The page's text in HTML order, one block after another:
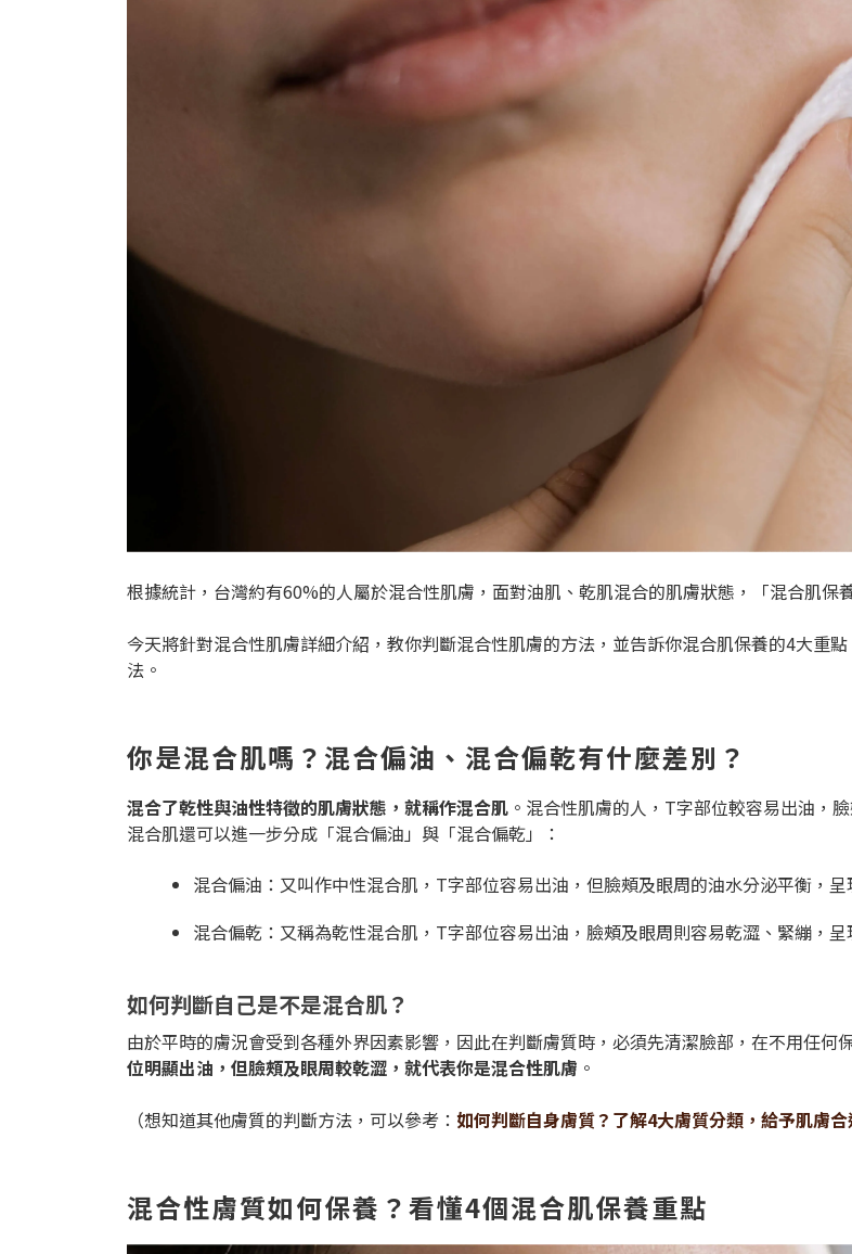
根據統計，台灣約有60%的人屬於混合性肌膚，面對油肌、乾肌混合的肌膚狀態，「混合肌保
今天將針對混合性肌膚詳細介紹，教你判斷混合性肌膚的方法，並告訴你混合肌保養的4大重
法。
你是混合肌嗎？混合偏油、混合偏乾有什麼差別？
混合了乾性與油性特徵的肌膚狀態，就稱作混合肌 。混合性肌膚的人，T字部位較容易出油，
混合肌還可以進一步分成「混合偏油」與「混合偏乾」：
混合偏油：又叫作中性混合肌，T字部位容易出油，但臉頰及眼周的油水分泌平衡，呈
混合偏乾：又稱為乾性混合肌，T字部位容易出油，臉頰及眼周則容易乾澀、緊繃，呈
如何判斷自己是不是混合肌？
由於平時的膚況會受到各種外界因素影響，因此在判斷膚質時，必須先清潔臉部，在不用任何
位明顯出油，但臉頰及眼周較乾澀，就代表你是混合性肌膚 。
（想知道其他膚質的判斷方法，可以參考： 如何判斷自身膚質？了解4大膚質分類，給予肌膚
混合性膚質如何保養？看懂4個混合肌保養重點